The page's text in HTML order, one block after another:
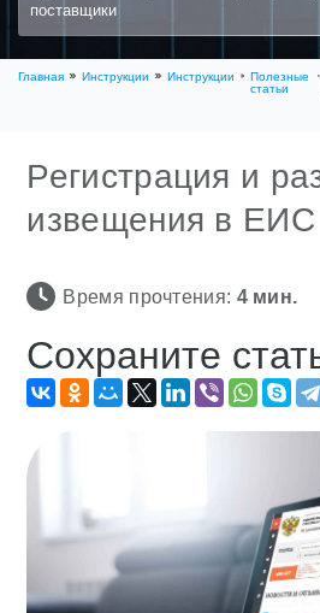
поставщики
Главная Инструкции Инструкции
Полезные
статьи
Регистрация и
извещения в ЕИС
Время прочтения: 4мин.
Сохраните